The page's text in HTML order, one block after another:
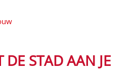
STAD AAN JE